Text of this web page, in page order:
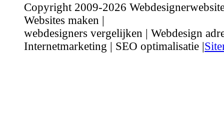
Copyright 2009-2026
Websites maken |
webdesigners vergelijken | Webdesign
Internetmarketing | SEO optimalisatie |